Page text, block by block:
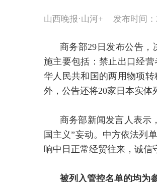
山西晚报·山河+ 发布时间
商务部29日发布公告
施主要包括：禁止出口经
华人民共和国的两用物项
外，公告还将20家日本实体
商务部新闻发言人表示
国主义”妄动。中方依法列
响中日正常经贸往来，诚信
被列入管控名单的均为